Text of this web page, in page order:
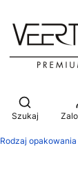
Otwórz
Szukaj
Rodzaj opakowania